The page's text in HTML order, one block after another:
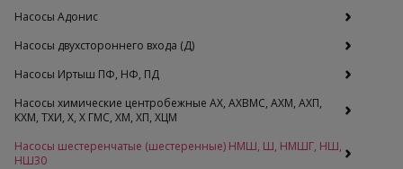
Насосы Адонис
Насосы двухстороннего входа (Д)
Насосы Иртыш ПФ, НФ, ПД
Насосы химические центробежные АХ, АХВМС, АХМ, АХП,
КХМ, ТХИ, Х, Х ГМС, ХМ, ХП, ХЦМ
Насосы шестеренчатые (шестеренные) НМШ, Ш, НМШГ, НШ,
НШ30